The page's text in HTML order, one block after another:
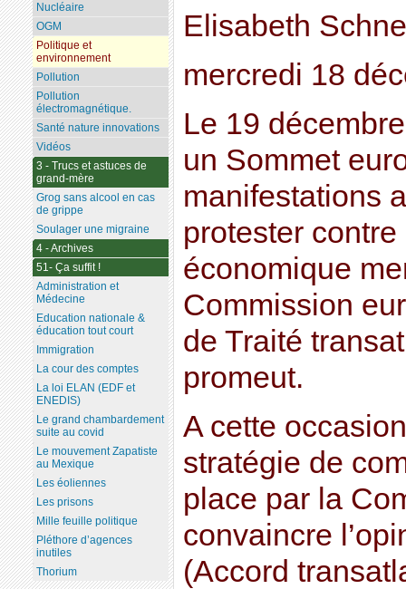
Elisabeth
mercredi 18
Le 19
un Sommet
manifestations
protester
économique
Commission
de Traité
promeut.
A cette
stratégie de
place par la
convaincre
(Accord
Nucléaire
OGM
Politique et
environnement
Pollution
Pollution
électromagnétique.
Santé nature innovations
Vidéos
3 - Trucs et astuces de
grand-mère
Grog sans alcool en cas
de grippe
Soulager une migraine
4 - Archives
51- Ça suffit !
Administration et
Médecine
Education nationale &
éducation tout court
Immigration
La cour des comptes
La loi ELAN (EDF et
ENEDIS)
Le grand chambardement
suite au covid
Le mouvement Zapatiste
au Mexique
Les éoliennes
Les prisons
Mille feuille politique
Pléthore d’agences
inutiles
Thorium